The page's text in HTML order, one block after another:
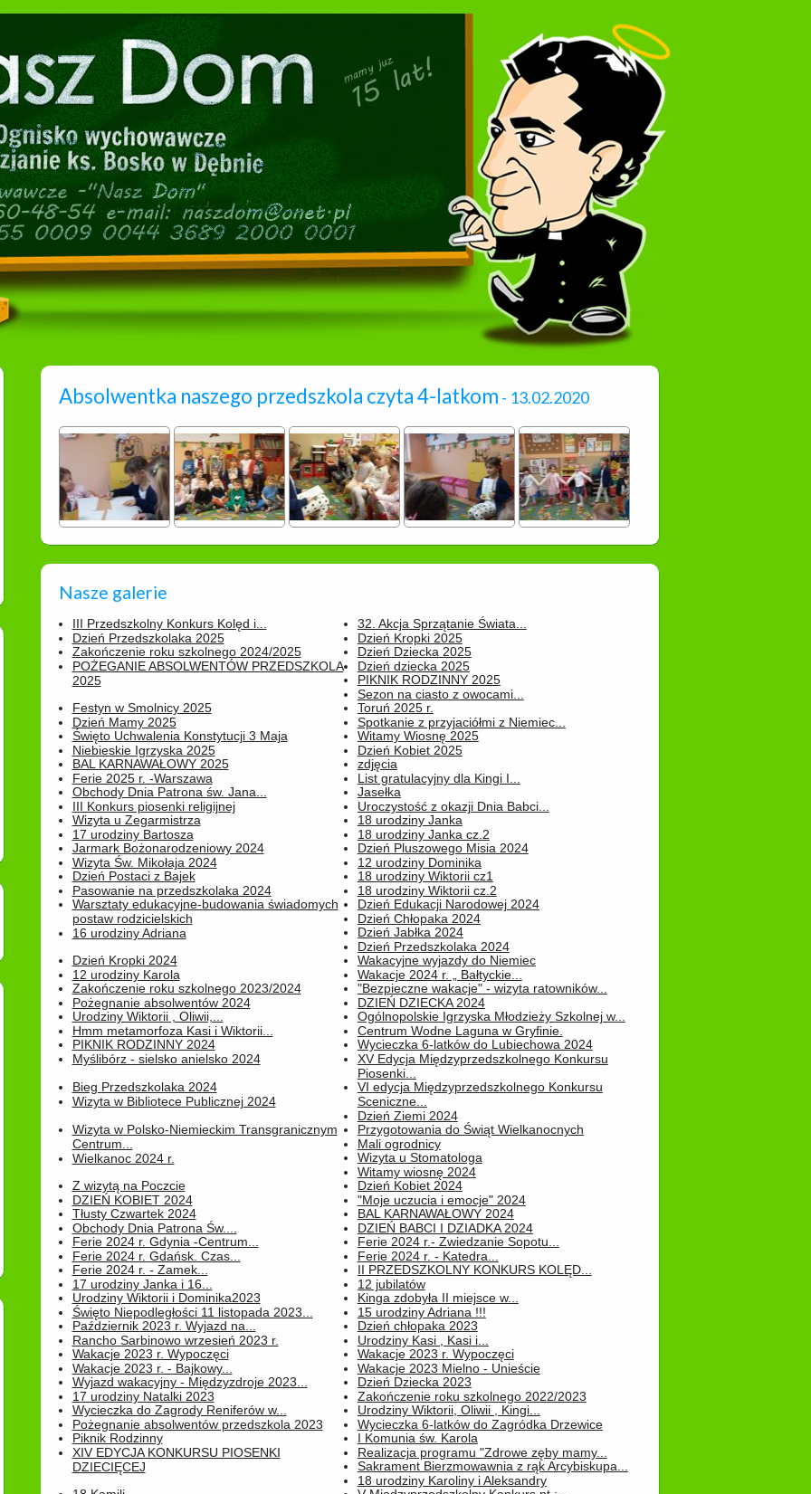
Absolwentka naszego przedszkola czyta 4-latkom - 13.02.2020
Nasze galerie
III Przedszkolny Konkurs Kolęd i...
Dzień Przedszkolaka 2025
32. Akcja Sprzątanie Świata...
Dzień Kropki 2025
Zakończenie roku szkolnego 2024/2025
POŻEGANIE ABSOLWENTÓW PRZEDSZKOLA
2025
Dzień Dziecka 2025
Dzień dziecka 2025
PIKNIK RODZINNY 2025
Sezon na ciasto z owocami...
Festyn w Smolnicy 2025
Dzień Mamy 2025
Toruń 2025 r.
Spotkanie z przyjaciółmi z Niemiec...
Święto Uchwalenia Konstytucji 3 Maja
Niebieskie Igrzyska 2025
Witamy Wiosnę 2025
Dzień Kobiet 2025
BAL KARNAWAŁOWY 2025
Ferie 2025 r. -Warszawa
zdjęcia
List gratulacyjny dla Kingi I...
Obchody Dnia Patrona św. Jana...
III Konkurs piosenki religijnej
Jasełka
Uroczystość z okazji Dnia Babci...
Wizyta u Zegarmistrza
17 urodziny Bartosza
18 urodziny Janka
18 urodziny Janka cz.2
Jarmark Bożonarodzeniowy 2024
Wizyta Św. Mikołaja 2024
Dzień Pluszowego Misia 2024
12 urodziny Dominika
Dzień Postaci z Bajek
Pasowanie na przedszkolaka 2024
18 urodziny Wiktorii cz1
18 urodziny Wiktorii cz.2
Warsztaty edukacyjne-budowania świadomych
postaw rodzicielskich
16 urodziny Adriana
Dzień Edukacji Narodowej 2024
Dzień Chłopaka 2024
Dzień Jabłka 2024
Dzień Przedszkolaka 2024
Dzień Kropki 2024
12 urodziny Karola
Wakacyjne wyjazdy do Niemiec
Wakacje 2024 r. „ Bałtyckie...
Zakończenie roku szkolnego 2023/2024
Pożegnanie absolwentów 2024
"Bezpieczne wakacje" - wizyta ratowników...
DZIEŃ DZIECKA 2024
Urodziny Wiktorii , Oliwii,...
Hmm metamorfoza Kasi i Wiktorii...
Ogólnopolskie Igrzyska Młodzieży Szkolnej w...
Centrum Wodne Laguna w Gryfinie.
PIKNIK RODZINNY 2024
Myślibórz - sielsko anielsko 2024
Wycieczka 6-latków do Lubiechowa 2024
XV Edycja Międzyprzedszkolnego Konkursu
Piosenki...
Bieg Przedszkolaka 2024
Wizyta w Bibliotece Publicznej 2024
VI edycja Międzyprzedszkolnego Konkursu
Sceniczne...
Dzień Ziemi 2024
Wizyta w Polsko-Niemieckim Transgranicznym
Centrum...
Wielkanoc 2024 r.
Przygotowania do Świąt Wielkanocnych
Mali ogrodnicy
Wizyta u Stomatologa
Witamy wiosnę 2024
Z wizytą na Poczcie
DZIEŃ KOBIET 2024
Dzień Kobiet 2024
"Moje uczucia i emocje" 2024
Tłusty Czwartek 2024
Obchody Dnia Patrona Św....
BAL KARNAWAŁOWY 2024
DZIEŃ BABCI I DZIADKA 2024
Ferie 2024 r. Gdynia -Centrum...
Ferie 2024 r. Gdańsk. Czas...
Ferie 2024 r.- Zwiedzanie Sopotu...
Ferie 2024 r. - Katedra...
Ferie 2024 r. - Zamek...
17 urodziny Janka i 16...
II PRZEDSZKOLNY KONKURS KOLĘD...
12 jubilatów
Urodziny Wiktorii i Dominika2023
Święto Niepodległości 11 listopada 2023...
Kinga zdobyła II miejsce w...
15 urodziny Adriana !!!
Październik 2023 r. Wyjazd na...
Rancho Sarbinowo wrzesień 2023 r.
Dzień chłopaka 2023
Urodziny Kasi , Kasi i...
Wakacje 2023 r. Wypoczęci
Wakacje 2023 r. - Bajkowy...
Wakacje 2023 r. Wypoczęci
Wakacje 2023 Mielno - Unieście
Wyjazd wakacyjny - Międzyzdroje 2023...
17 urodziny Natalki 2023
Dzień Dziecka 2023
Zakończenie roku szkolnego 2022/2023
Wycieczka do Zagrody Reniferów w...
Pożegnanie absolwentów przedszkola 2023
Urodziny Wiktorii, Oliwii , Kingi...
Wycieczka 6-latków do Zagródka Drzewice
Piknik Rodzinny
XIV EDYCJA KONKURSU PIOSENKI
DZIECIĘCEJ
I Komunia św. Karola
Realizacja programu "Zdrowe zęby mamy...
Sakrament Bierzmowawnia z rąk Arcybiskupa...
18 urodziny Karoliny i Aleksandry